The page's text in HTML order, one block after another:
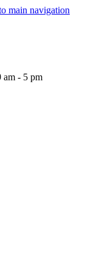
main navigation
- 5 pm